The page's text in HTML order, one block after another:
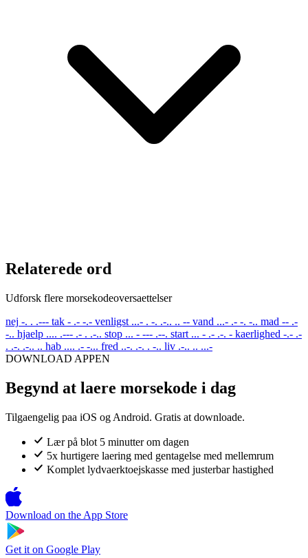
Relaterede ord
Udforsk flere morsekodeoversaettelser
nej -. . .--- tak - .- -.- venligst ...- . -. .-.. .. -- vand ...- .- -. -.. mad -- .-
-.. hjaelp .... .--- .- . .-.. stop ... - --- .--. start ... - .- .-. - kaerlighed -.- .-
. .-. .-.. .. hab .... .- -... fred ..-. .-. . -.. liv .-.. .. ...-
DOWNLOAD APPEN
Begynd at laere morsekode i dag
Tilgaengelig paa iOS og Android. Gratis at downloade.
Lær på blot 5 minutter om dagen
5x hurtigere laering med gentagelse med mellemrum
Komplet lydvaerktoejskasse med justerbar hastighed
Download on the App Store
Get it on Google Play